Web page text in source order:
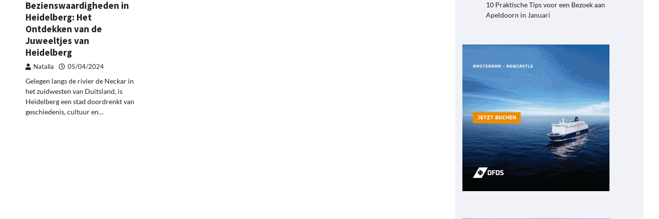
Bezienswaardigheden in
Heidelberg: Het
Ontdekken van de
Juweeltjes van
Heidelberg
Natalia 05/04/2024
Gelegen langs de rivier de Neckar in
het zuidwesten van Duitsland, is
Heidelberg een stad doordrenkt van
geschiedenis, cultuur en…
10 Praktische Tips voor een Bezoek aan
Apeldoorn in Januari